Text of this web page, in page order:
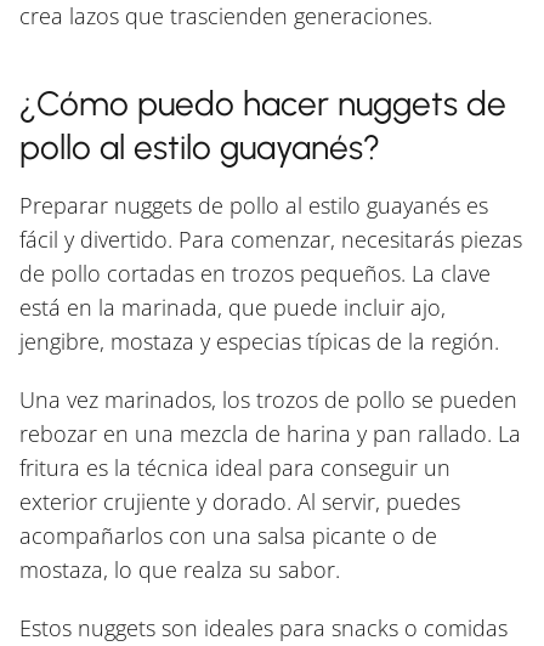
crea lazos que trascienden generaciones.
¿Cómo puedo hacer nuggets de
pollo al estilo guayanés?
Preparar nuggets de pollo al estilo guayanés es
fácil y divertido. Para comenzar, necesitarás piezas
de pollo cortadas en trozos pequeños. La clave
está en la marinada, que puede incluir ajo,
jengibre, mostaza y especias típicas de la región.
Una vez marinados, los trozos de pollo se pueden
rebozar en una mezcla de harina y pan rallado. La
fritura es la técnica ideal para conseguir un
exterior crujiente y dorado. Al servir, puedes
acompañarlos con una salsa picante o de
mostaza, lo que realza su sabor.
Estos nuggets son ideales para snacks o comidas